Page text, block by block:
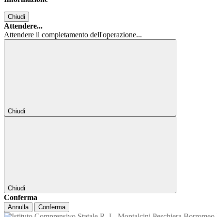
Chiudi
Attendere...
Attendere il completamento dell'operazione...
Chiudi
Chiudi
Conferma
Annulla Conferma